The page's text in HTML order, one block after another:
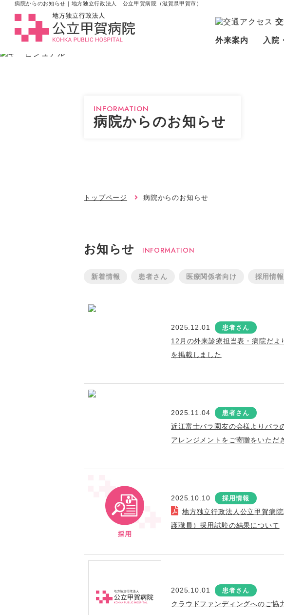
病院からのお知らせ｜地方独立行政法人 公立甲賀病院（滋賀県甲賀市）
外来案内 入院
INFORMATION
病院からのお知らせ
トップページ 病院からのお知らせ
お知らせ INFORMATION
新着情報 患者さん 医療関係者向け 採用情報
2025.12.01 患者さん
12月の外来診療担当表・病院だよ
を掲載しました
2025.11.04 患者さん
近江富士バラ園友の会様よりバラ
アレンジメントをご寄贈をいただ
2025.10.10 採用情報
地方独立行政法人公立甲賀病
護職員）採用試験の結果について
2025.10.01 患者さん
クラウドファンディングへのご協